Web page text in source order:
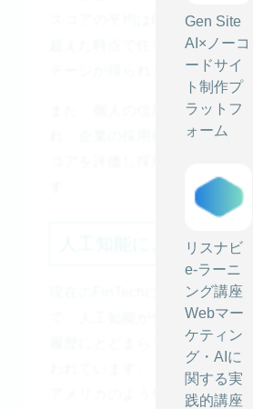
Gen Site
AI×ノーコ
ードサイ
ト制作プ
ラットフ
ォーム
リスナビ
e-ラーニ
ング講座
Webマー
ケティン
グ・AIに
関する実
践的講座
スコアの平均は680点程度と
超えた時点で住宅ローンの利
テージが得られます。
また、個人の信用の基準とさ
れ、企業の採用担当者は求職
コアを評価し採用の根拠とす
人工知能による融資の
現在のFinTechによる審査はも
で、人工知能が分析の対象と
履歴にとどまらず、SNSの行
アメリカのようなクレジット